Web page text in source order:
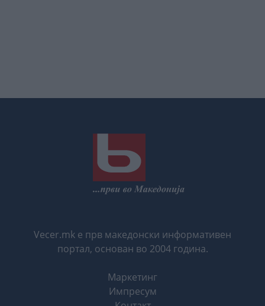
Vecer.mk е прв македонски информативен
портал, основан во 2004 година.
Маркетинг
Импресум